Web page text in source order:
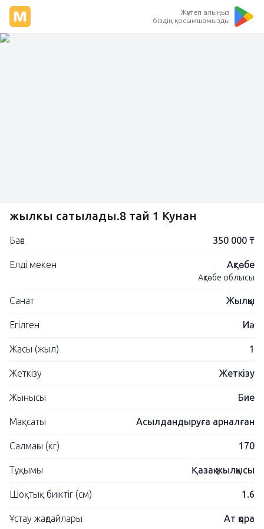
Жүктеп алыңыз
біздің қосымшамызды
жылкы сатылады.8 тай 1 Кунан
Баға 350 000 ₸
Елді мекен Ақтөбе
Ақтөбе облысы
Санат Жылқы
Егілген Иә
Жасы (жыл) 1
Жеткізу Жеткізу
Жынысы Бие
Мақсаты Асылдандыруға арналған
Салмағы (кг) 170
Тұқымы Қазақ жылқысы
Шоқтық биіктіг (см) 1.6
Ұстау жағдайлары Ат қора